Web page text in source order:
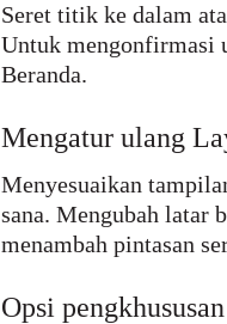
Seret titik ke dalam
Untuk mengonfirmasi
Beranda.
Mengatur ulang
Menyesuaikan
sana. Mengubah latar
menambah pintasan
Opsi pengkhususan